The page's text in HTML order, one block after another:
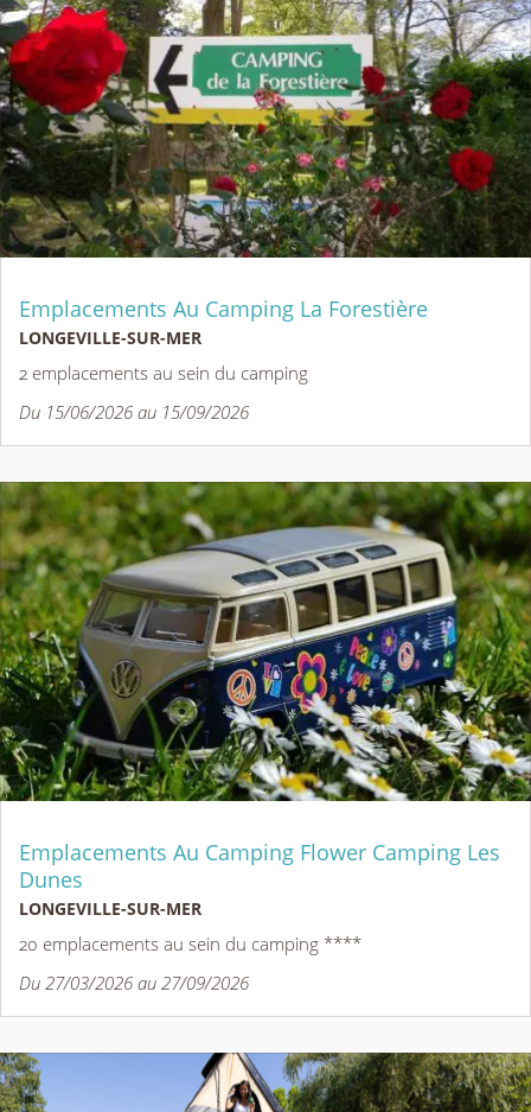
Emplacements Au Camping La Forestière
LONGEVILLE-SUR-MER
2 emplacements au sein du camping
Du 15/06/2026 au 15/09/2026
Emplacements Au Camping Flower Camping Les
Dunes
LONGEVILLE-SUR-MER
20 emplacements au sein du camping ****
Du 27/03/2026 au 27/09/2026